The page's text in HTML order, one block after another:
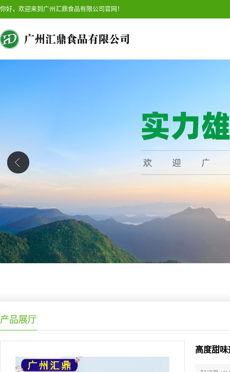
你好，欢迎来到广州汇鼎食品有限公司官网！
产品展厅
高度甜